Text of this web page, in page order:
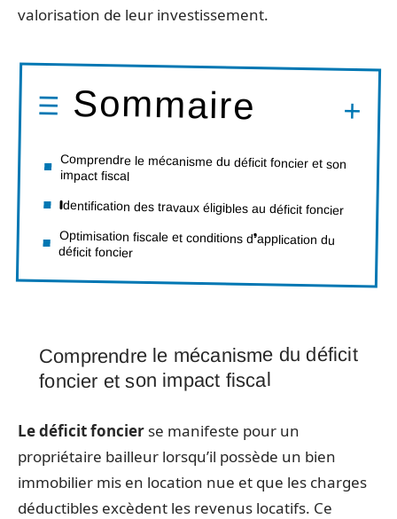
valorisation de leur investissement.
Sommaire
Comprendre le mécanisme du déficit foncier et son
impact fiscal
Identification des travaux éligibles au déficit foncier
Optimisation fiscale et conditions d’application du
déficit foncier
Comprendre le mécanisme du déficit
foncier et son impact fiscal
Le déficit foncier se manifeste pour un
propriétaire bailleur lorsqu’il possède un bien
immobilier mis en location nue et que les charges
déductibles excèdent les revenus locatifs. Ce